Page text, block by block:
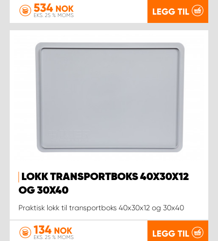
534 NOK
EKS. 25 % MOMS LEGG TIL
LOKK TRANSPORTBOKS 40X30X12
OG 30X40
Praktisk lokk til transportboks 40x30x12 og 30x40
134 NOK
EKS. 25 % MOMS LEGG TIL